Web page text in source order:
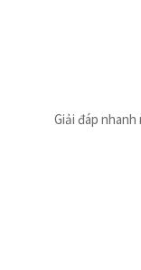
Giải đáp